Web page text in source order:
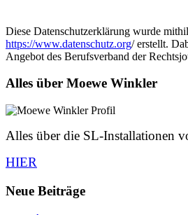
Diese Datenschutzerklärung wurde
https://www.datenschutz.org/ erstellt.
Angebot des Berufsverband der
Alles über Moewe Winkler
Alles über die SL-Installationen
HIER
Neue Beiträge